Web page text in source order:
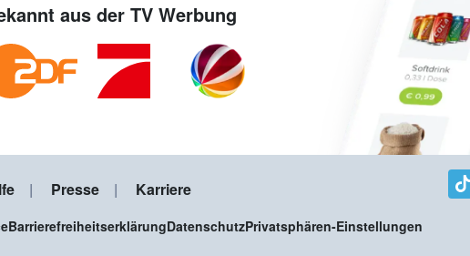
aus der TV Werbung
Presse Karriere
BarrierefreiheitserklärungDatenschutzPrivatsphären-Einstellungen